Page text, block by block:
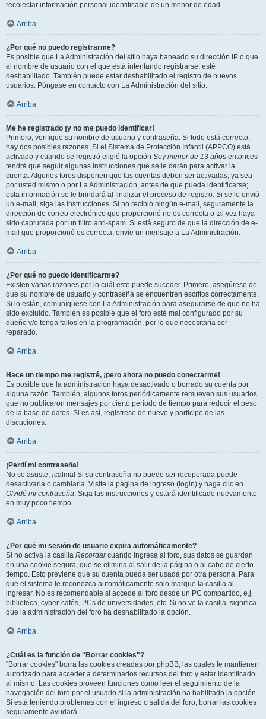
recolectar información personal identificable de un menor de edad.
Arriba
¿Por qué no puedo registrarme?
Es posible que La Administración del sitio haya baneado su dirección IP o que
el nombre de usuario con el que está intentando registrarse, esté
deshabilitado. También puede estar deshabilitado el registro de nuevos
usuarios. Póngase en contacto con La Administración del sitio.
Arriba
Me he registrado ¡y no me puedo identificar!
Primero, verifique su nombre de usuario y contraseña. Si todo está correcto,
hay dos posibles razones. Si el Sistema de Protección Infantil (APPCO) está
activado y cuando se registró eligió la opción Soy menor de 13 años entonces
tendrá que seguir algunas instrucciones que se le darán para activar la
cuenta. Algunos foros disponen que las cuentas deben ser activadas, ya sea
por usted mismo o por La Administración, antes de que pueda identificarse;
esta información se le brindará al finalizar el proceso de registro. Si se le envió
un e-mail, siga las instrucciones. Si no recibió ningún e-mail, seguramente la
dirección de correo electrónico que proporcionó no es correcta o tal vez haya
sido capturada por un filtro anti-spam. Si está seguro de que la dirección de e-
mail que proporcionó es correcta, envíe un mensaje a La Administración.
Arriba
¿Por qué no puedo identificarme?
Existen varias razones por lo cuál esto puede suceder. Primero, asegúrese de
que su nombre de usuario y contraseña se encuentren escritos correctamente.
Si lo están, comuníquese con La Administración para asegurarse de que no ha
sido excluido. También es posible que el foro esté mal configurado por su
dueño y/o tenga fallos en la programación, por lo que necesitaría ser
reparado.
Arriba
Hace un tiempo me registré, ¡pero ahora no puedo conectarme!
Es posible que la administración haya desactivado o borrado su cuenta por
alguna razón. También, algunos foros periódicamente remueven sus usuarios
que no publicaron mensajes por cierto periodo de tiempo para reducir el peso
de la base de datos. Si es así, registrese de nuevo y participe de las
discuciones.
Arriba
¡Perdí mi contraseña!
No se asuste, ¡calma! Si su contraseña no puede ser recuperada puede
desactivarla o cambiarla. Visite la página de ingreso (login) y haga clic en
Olvidé mi contraseña. Siga las instrucciones y estará identificado nuevamente
en muy poco tiempo.
Arriba
¿Por qué mi sesión de usuario expira automáticamente?
Si no activa la casilla Recordarcuando ingresa al foro, sus datos se guardan
en una cookie segura, que se elimina al salir de la página o al cabo de cierto
tiempo. Esto previene que su cuenta pueda ser usada por otra persona. Para
que el sistema le reconozca automáticamente solo marque la casilla al
ingresar. No es recomendable si accede al foro desde un PC compartido, e.j.
biblioteca, cyber-cafés, PCs de universidades, etc. Si no ve la casilla, significa
que la administración del foro ha deshabilitado la opción.
Arriba
¿Cuál es la función de "Borrar cookies"?
"Borrar cookies" borra las cookies creadas por phpBB, las cuales le mantienen
autorizado para acceder a determinados recursos del foro y estar identificado
al mismo. Las cookies proveen funciones como leer el seguimiento de la
navegación del foro por el usuario si la administración ha habilitado la opción.
Si está teniendo problemas con el ingreso o salida del foro, borrar las cookies
seguramente ayudará.